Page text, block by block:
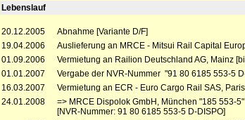
Lebenslauf
20.12.2005
Abnahme [Variante D/F]
19.04.2006
Auslieferung an MRCE - Mitsui Rail Capital
01.09.2006
Vermietung an Railion Deutschland AG, Mainz
01.01.2007
Vergabe der NVR-Nummer "91 80 6185 553-5
16.03.2007
Vermietung an ECR - Euro Cargo Rail SAS,
24.01.2008
=> MRCE Dispolok GmbH, München "185 553-5"
[NVR-Nummer: 91 80 6185 553-5 D-DISPO]